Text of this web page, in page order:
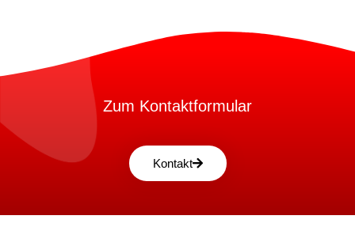
Zum Kontaktformular
Kontakt